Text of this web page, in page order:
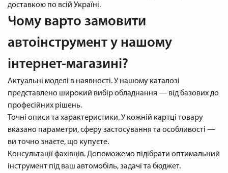
доставкою по всій Україні.
Чому варто замовити
автоінструмент у нашому
інтернет-магазині?
Актуальні моделі в наявності. У нашому каталозі
представлено широкий вибір обладнання — від базових до
професійних рішень.
Точні описи та характеристики. У кожній картці товару
вказано параметри, сферу застосування та особливості —
ви точно знаєте, що купуєте.
Консультації фахівців. Допоможемо підібрати оптимальний
інструмент під ваш автомобіль, задачі та бюджет.